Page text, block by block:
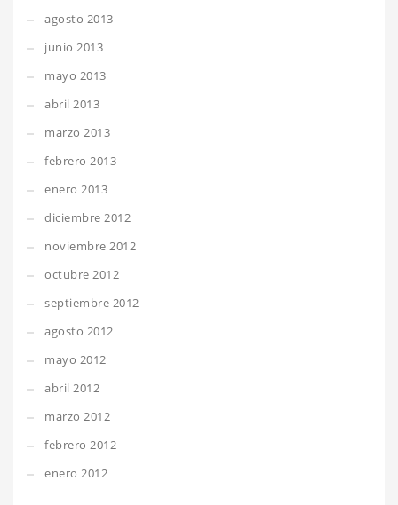
agosto 2013
junio 2013
mayo 2013
abril 2013
marzo 2013
febrero 2013
enero 2013
diciembre 2012
noviembre 2012
octubre 2012
septiembre 2012
agosto 2012
mayo 2012
abril 2012
marzo 2012
febrero 2012
enero 2012